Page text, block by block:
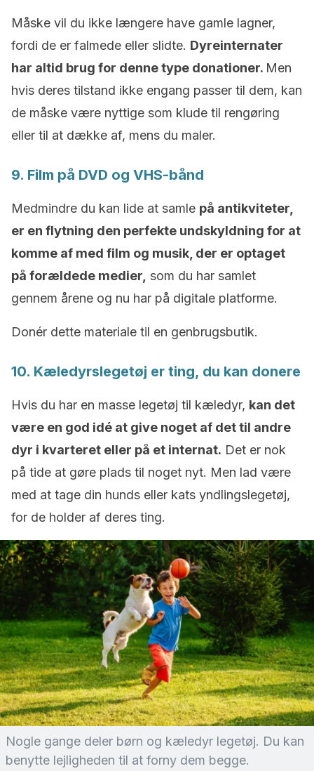
Måske vil du ikke længere have gamle lagner,
fordi de er falmede eller slidte. Dyreinternater
har altid brug for denne type donationer. Men
hvis deres tilstand ikke engang passer til dem, kan
de måske være nyttige som klude til rengøring
eller til at dække af, mens du maler.
9. Film på DVD og VHS-bånd
Medmindre du kan lide at samle på antikviteter,
er en flytning den perfekte undskyldning for at
komme af med film og musik, der er optaget
på forældede medier, som du har samlet
gennem årene og nu har på digitale platforme.
Donér dette materiale til en genbrugsbutik.
10. Kæledyrslegetøj er ting, du kan donere
Hvis du har en masse legetøj til kæledyr, kan det
være en god idé at give noget af det til andre
dyr i kvarteret eller på et internat. Det er nok
på tide at gøre plads til noget nyt. Men lad være
med at tage din hunds eller kats yndlingslegetøj,
for de holder af deres ting.
Nogle gange deler børn og kæledyr legetøj. Du kan
benytte lejligheden til at forny dem begge.